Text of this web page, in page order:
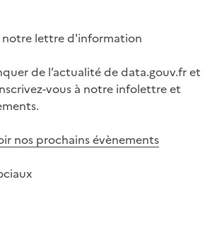
notre lettre d'information
de l’actualité de data.gouv.fr et
vous à notre infolettre et
nos prochains évènements